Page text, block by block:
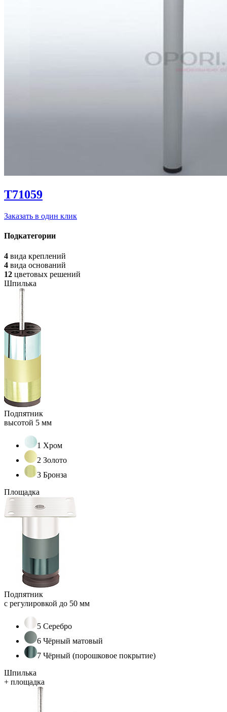
T71059
Заказать в один клик
Подкатегории
4 вида креплений
4 вида оснований
12 цветовых решений
Шпилька
Подпятник
высотой 5 мм
1 Хром
2 Золото
3 Бронза
Площадка
Подпятник
с регулировкой до 50 мм
5 Серебро
6 Чёрный матовый
7 Чёрный (порошковое покрытие)
Шпилька
+ площадка